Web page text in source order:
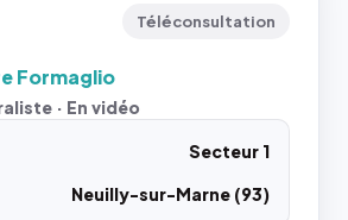
Téléconsultation
Formaglio
· En vidéo
Secteur 1
Neuilly-sur-Marne (93)